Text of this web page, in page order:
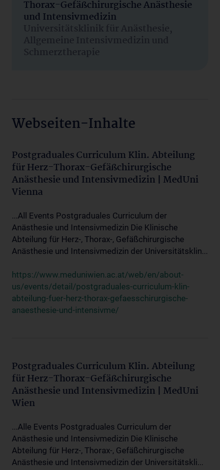
Thorax-Gefäßchirurgische Anästhesie
und Intensivmedizin
Universitätsklinik für Anästhesie,
Allgemeine Intensivmedizin und
Schmerztherapie
Webseiten-Inhalte
Postgraduales Curriculum Klin. Abteilung
für Herz-Thorax-Gefäßchirurgische
Anästhesie und Intensivmedizin | MedUni
Vienna
...All Events Postgraduales Curriculum der
Anästhesie und Intensivmedizin Die Klinische
Abteilung für Herz-, Thorax-, Gefäßchirurgische
Anästhesie und Intensivmedizin der Universitätsklin...
https://www.meduniwien.ac.at/web/en/about-
us/events/detail/postgraduales-curriculum-klin-
abteilung-fuer-herz-thorax-gefaesschirurgische-
anaesthesie-und-intensivme/
Postgraduales Curriculum Klin. Abteilung
für Herz-Thorax-Gefäßchirurgische
Anästhesie und Intensivmedizin | MedUni
Wien
...Alle Events Postgraduales Curriculum der
Anästhesie und Intensivmedizin Die Klinische
Abteilung für Herz-, Thorax-, Gefäßchirurgische
Anästhesie und Intensivmedizin der Universitätskli...